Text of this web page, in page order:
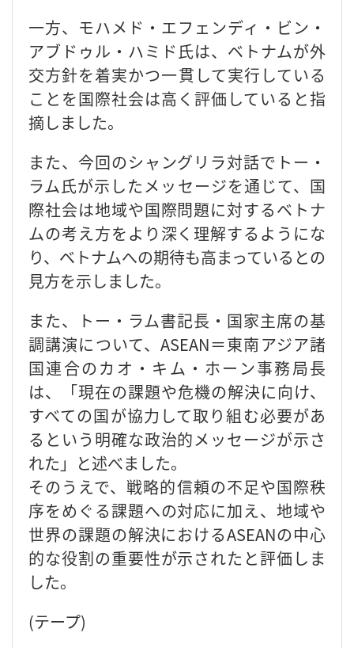
一方、モハメド・エフェンディ・ビン・
アブドゥル・ハミド氏は、ベトナムが外
交方針を着実かつ一貫して実行している
ことを国際社会は高く評価していると指
摘しました。
また、今回のシャングリラ対話でトー・
ラム氏が示したメッセージを通じて、国
際社会は地域や国際問題に対するベトナ
ムの考え方をより深く理解するようにな
り、ベトナムへの期待も高まっているとの
見方を示しました。
また、トー・ラム書記長・国家主席の基
調講演について、ASEAN＝東南アジア諸
国連合のカオ・キム・ホーン事務局長
は、「現在の課題や危機の解決に向け、
すべての国が協力して取り組む必要があ
るという明確な政治的メッセージが示さ
れた」と述べました。
そのうえで、戦略的信頼の不足や国際秩
序をめぐる課題への対応に加え、地域や
世界の課題の解決におけるASEANの中心
的な役割の重要性が示されたと評価しま
した。
(テープ)